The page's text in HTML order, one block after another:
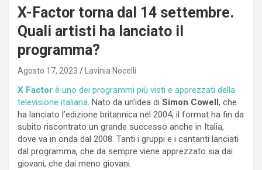
X-Factor torna dal 14 settembre.
Quali artisti ha lanciato il
programma?
Agosto 17, 2023 Lavinia Nocelli
X Factor è uno dei programmi più visti e apprezzati della
televisione italiana. Nato da un’idea di Simon Cowell , che
ha lanciato l’edizione britannica nel 2004, il format ha fin da
subito riscontrato un grande successo anche in Italia,
dove va in onda dal 2008. Tanti i gruppi e i cantanti lanciati
dal programma, che da sempre viene apprezzato sia dai
giovani, che dai meno giovani.